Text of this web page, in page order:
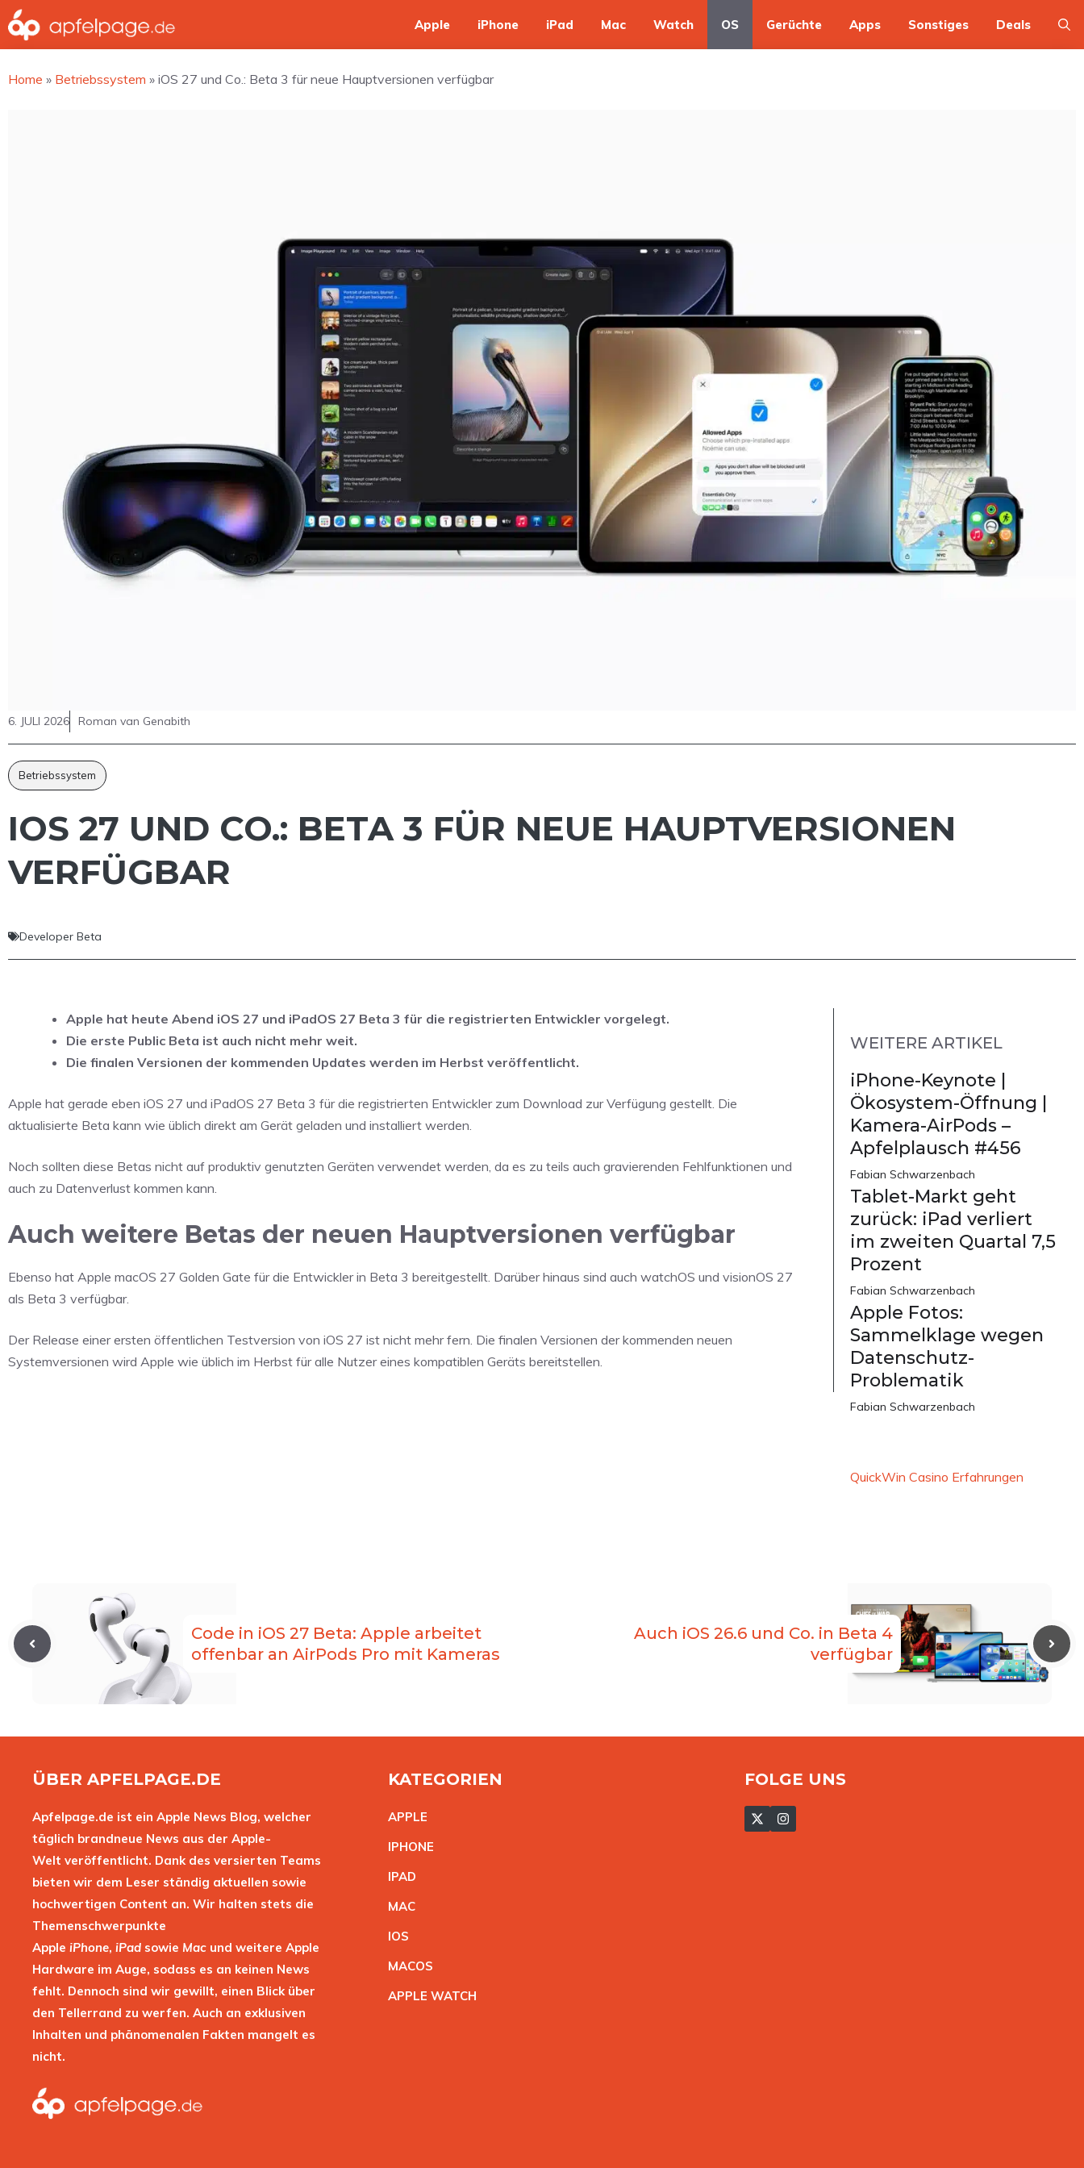
Zum
Inhalt
springen
Apple iPhone iPad Mac Watch OS Gerüchte Apps Sonstiges Deals
Home » Betriebssystem » iOS 27 und Co.: Beta 3 für neue Hauptversionen verfügbar
6. JULI 2026 Roman van Genabith
Betriebssystem
IOS 27 UND CO.: BETA 3 FÜR NEUE HAUPTVERSIONEN
VERFÜGBAR
Developer Beta
Apple hat heute Abend iOS 27 und iPadOS 27 Beta 3 für die registrierten Entwickler vorgelegt.
Die erste Public Beta ist auch nicht mehr weit.
Die finalen Versionen der kommenden Updates werden im Herbst veröffentlicht.
Apple hat gerade eben iOS 27 und iPadOS 27 Beta 3 für die registrierten Entwickler zum Download zur Verfügung gestellt. Die
aktualisierte Beta kann wie üblich direkt am Gerät geladen und installiert werden.
Noch sollten diese Betas nicht auf produktiv genutzten Geräten verwendet werden, da es zu teils auch gravierenden Fehlfunktionen und
auch zu Datenverlust kommen kann.
Auch weitere Betas der neuen Hauptversionen verfügbar
Ebenso hat Apple macOS 27 Golden Gate für die Entwickler in Beta 3 bereitgestellt. Darüber hinaus sind auch watchOS und visionOS 27
als Beta 3 verfügbar.
Der Release einer ersten öffentlichen Testversion von iOS 27 ist nicht mehr fern. Die finalen Versionen der kommenden neuen
Systemversionen wird Apple wie üblich im Herbst für alle Nutzer eines kompatiblen Geräts bereitstellen.
WEITERE ARTIKEL
iPhone-Keynote |
Ökosystem-Öffnung |
Kamera-AirPods –
Apfelplausch #456
Fabian Schwarzenbach
Tablet-Markt geht
zurück: iPad verliert
im zweiten Quartal 7,5
Prozent
Fabian Schwarzenbach
Apple Fotos:
Sammelklage wegen
Datenschutz-
Problematik
Fabian Schwarzenbach
QuickWin Casino Erfahrungen
Code in iOS 27 Beta: Apple arbeitet
offenbar an AirPods Pro mit Kameras
Auch iOS 26.6 und Co. in Beta 4
verfügbar
ÜBER APFELPAGE.DE
Apfelpage.de ist ein Apple News Blog, welcher
täglich brandneue News aus der Apple-
Welt veröffentlicht. Dank des versierten Teams
bieten wir dem Leser ständig aktuellen sowie
hochwertigen Content an. Wir halten stets die
Themenschwerpunkte
Apple iPhone, iPad sowie Mac und weitere Apple
Hardware im Auge, sodass es an keinen News
fehlt. Dennoch sind wir gewillt, einen Blick über
den Tellerrand zu werfen. Auch an exklusiven
Inhalten und phänomenalen Fakten mangelt es
nicht.
KATEGORIEN
APPLE
IPHONE
IPAD
MAC
IOS
MACOS
APPLE WATCH
FOLGE UNS